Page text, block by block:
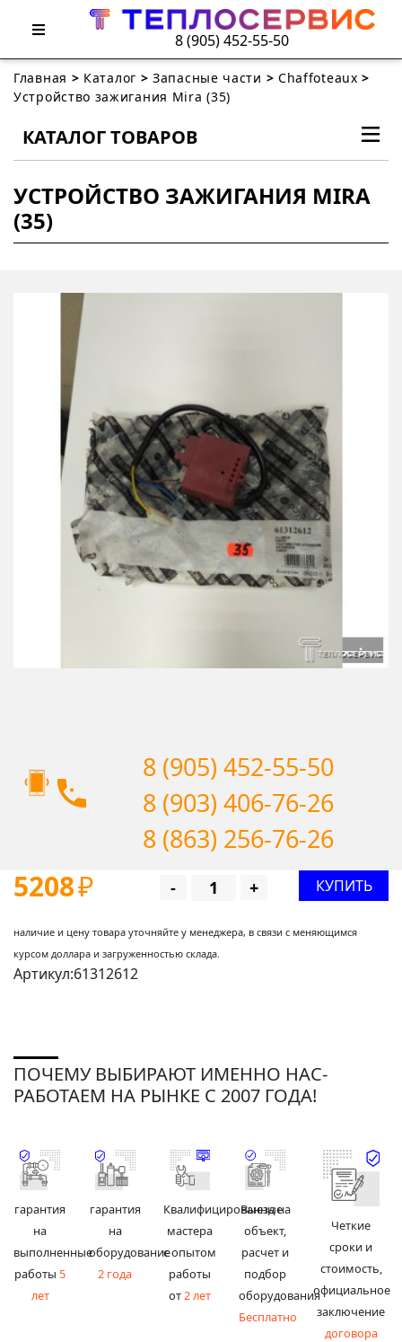
8 (905) 452-55-50
Главная > Каталог >Запасные части > Chaffoteaux >
Устройство зажигания Mira (35)
КАТАЛОГ ТОВАРОВ
УСТРОЙСТВО ЗАЖИГАНИЯ MIRA
(35)
8 (905) 452-55-50
8 (903) 406-76-26
8 (863) 256-76-26
5208₽ - + КУПИТЬ
наличие и цену товара уточняйте у менеджера, в связи с меняющимся
курсом доллара и загруженностью склада.
Артикул:61312612
ПОЧЕМУ ВЫБИРАЮТ ИМЕННО НАС-
РАБОТАЕМ НА РЫНКЕ С 2007 ГОДА!
гарантия
на
выполненные
работы 5
лет
гарантия
на
оборудование
2 года
Квалифицированные
мастера
с опытом
работы
от2 лет
Выезд на
объект,
расчет и
подбор
оборудования
Бесплатно
Четкие
сроки и
стоимость,
официальное
заключение
договора